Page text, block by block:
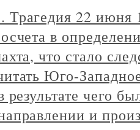
22 июня
в
что стало
Юго-
результате чего
и